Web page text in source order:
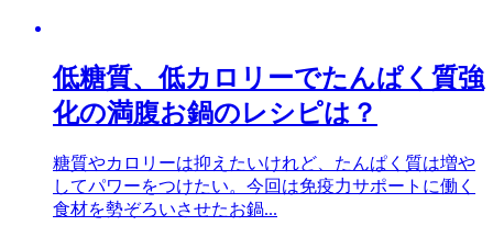
低糖質、低カロリーでたんぱく質強
化の満腹お鍋のレシピは？
糖質やカロリーは抑えたいけれど、たんぱく質は増や
してパワーをつけたい。今回は免疫力サポートに働く
食材を勢ぞろいさせたお鍋...